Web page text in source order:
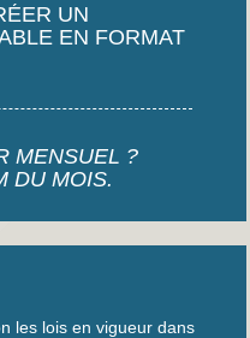
UN
EN FORMAT
MENSUEL ?
DU MOIS.
les lois en vigueur dans